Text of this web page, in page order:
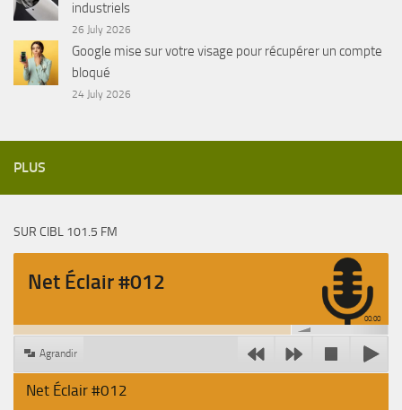
industriels
26 July 2026
Google mise sur votre visage pour récupérer un compte
bloqué
24 July 2026
PLUS
SUR CIBL 101.5 FM
Net Éclair #012
00:00
Agrandir
Net Éclair #012